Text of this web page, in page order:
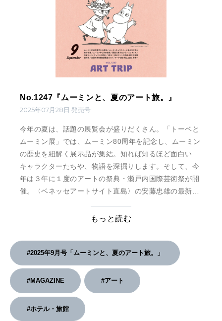
No.1247『ムーミンと、夏のアート旅。』
2025年07月28日 発売号
今年の夏は、話題の展覧会が盛りだくさん。「トーベと
ムーミン展」では、ムーミン80周年を記念し、ムーミン
の歴史を紐解く展示品が集結。知れば知るほど面白い
キャラクターたちや、物語を深掘りします。そして、今
年は３年に１度のアートの祭典・瀬戸内国際芸術祭が開
催。〈ベネッセアートサイト直島〉の安藤忠雄の最新建
ほかにもアートで盛り上がる３都市、岡山・前橋・金沢
みに、アートを求めて旅しませんか？
もっと読む
#2025年9月号「ムーミンと、夏のアート旅。」
#MAGAZINE #アート
#ホテル・旅館